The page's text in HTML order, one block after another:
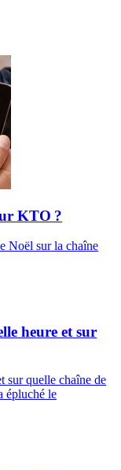
KTO ?
Noël sur la chaîne
heure et sur
sur quelle chaîne de
épluché le